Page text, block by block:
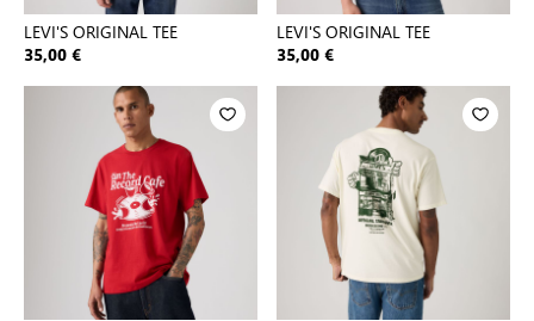
LEVI'S ORIGINAL TEE
35,00 €
LEVI'S ORIGINAL TEE
35,00 €